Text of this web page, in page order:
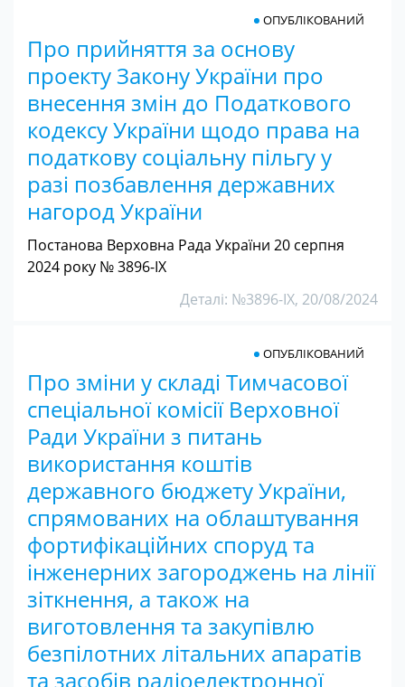
Про прийняття за основу
проекту Закону України про
внесення змін до Податкового
кодексу України щодо права на
податкову соціальну пільгу у
разі позбавлення державних
нагород України
ОПУБЛІКОВАНИЙ
Постанова Верховна Рада України 20 серпня
2024 року № 3896-IX
Деталі: №3896-IX, 20/08/2024
Про зміни у складі Тимчасової
спеціальної комісії Верховної
Ради України з питань
використання коштів
державного бюджету України,
спрямованих на облаштування
фортифікаційних споруд та
інженерних загороджень на лінії
зіткнення, а також на
виготовлення та закупівлю
безпілотних літальних апаратів
та засобів радіоелектронної
ОПУБЛІКОВАНИЙ